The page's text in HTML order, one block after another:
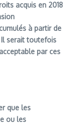
acquis en 2018
à partir de
Il serait toutefois
par ces
que les
ou les